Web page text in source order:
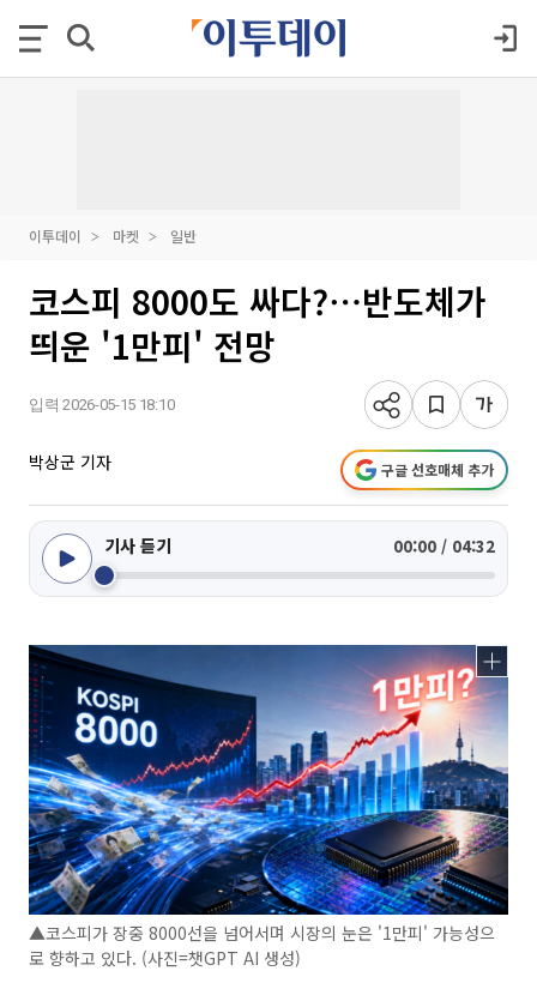
이투데이 마켓 일반
코스피 8000도 싸다?⋯반도체가
띄운 '1만피' 전망
입력 2026-05-15 18:10
박상군 기자 구글 선호매체 추가
기사 듣기 00:00 / 04:32
▲코스피가 장중 8000선을 넘어서며 시장의 눈은 '1만피' 가능성으
로 향하고 있다. (사진=챗GPT AI 생성)